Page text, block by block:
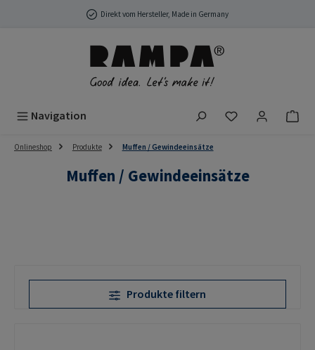
Zum Hauptinhalt springenDirekt vom Hersteller, Made in Germany
Navigation Du hast 0
Onlineshop Produkte Muffen / Gewindeeinsätze
Muffen / Gewindeeinsätze
Produkte filtern